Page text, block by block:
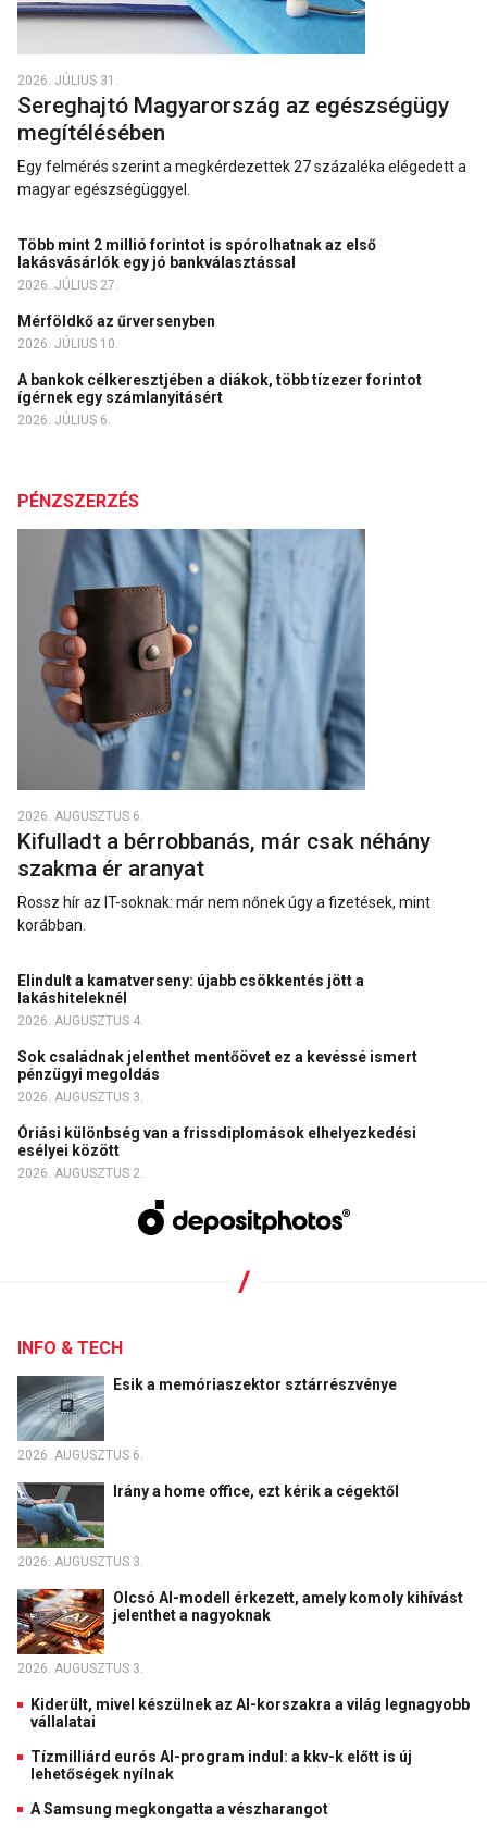
2026. JÚLIUS 31.
Sereghajtó Magyarország az egészségügy
megítélésében
Egy felmérés szerint a megkérdezettek 27 százaléka elégedett a
magyar egészségüggyel.
Több mint 2 millió forintot is spórolhatnak az első
lakásvásárlók egy jó bankválasztással
2026. JÚLIUS 27.
Mérföldkő az űrversenyben
2026. JÚLIUS 10.
A bankok célkeresztjében a diákok, több tízezer forintot
ígérnek egy számlanyitásért
2026. JÚLIUS 6.
PÉNZSZERZÉS
2026. AUGUSZTUS 6.
Kifulladt a bérrobbanás, már csak néhány
szakma ér aranyat
Rossz hír az IT-soknak: már nem nőnek úgy a fizetések, mint
korábban.
Elindult a kamatverseny: újabb csökkentés jött a
lakáshiteleknél
2026. AUGUSZTUS 4.
Sok családnak jelenthet mentőövet ez a kevéssé ismert
pénzügyi megoldás
2026. AUGUSZTUS 3.
Óriási különbség van a frissdiplomások elhelyezkedési
esélyei között
2026. AUGUSZTUS 2.
INFO & TECH
Esik a memóriaszektor sztárrészvénye
2026. AUGUSZTUS 6.
Irány a home office, ezt kérik a cégektől
2026. AUGUSZTUS 3.
Olcsó AI-modell érkezett, amely komoly kihívást
jelenthet a nagyoknak
2026. AUGUSZTUS 3.
Kiderült, mivel készülnek az AI-korszakra a világ legnagyobb
vállalatai
Tízmilliárd eurós AI-program indul: a kkv-k előtt is új
lehetőségek nyílnak
A Samsung megkongatta a vészharangot